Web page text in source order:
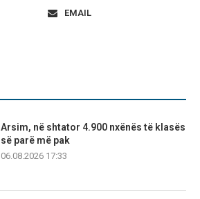
EMAIL
Arsim, në shtator 4.900 nxënës të klasës
së parë më pak
06.08.2026 17:33